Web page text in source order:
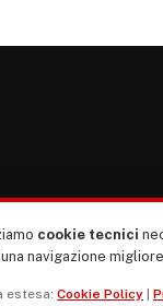
è l’erede di
diremmo oggi, dei
cookie tecnici
navigazione
estesa: Cookie Policy